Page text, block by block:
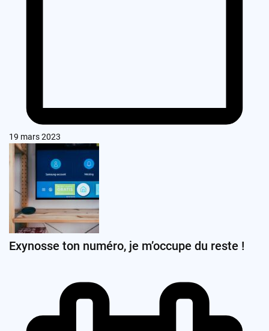
19 mars 2023
Exynosse ton numéro, je m’occupe du reste !